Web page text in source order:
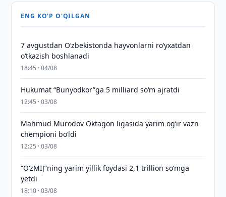
ENG KO'P O'QILGAN
7 avgustdan O‘zbekistonda hayvonlarni ro‘yxatdan
o‘tkazish boshlanadi
18:45 · 04/08
Hukumat “Bunyodkor”ga 5 milliard so‘m ajratdi
12:45 · 03/08
Mahmud Murodov Oktagon ligasida yarim og‘ir vazn
chempioni bo‘ldi
12:25 · 03/08
“O‘zMIJ”ning yarim yillik foydasi 2,1 trillion so‘mga
yetdi
18:10 · 03/08